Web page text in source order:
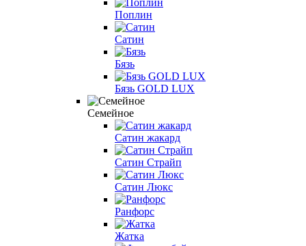
Поплин
Сатин
Бязь
Бязь GOLD LUX
Семейное
Сатин жакард
Сатин Страйп
Сатин Люкс
Ранфорс
Жатка